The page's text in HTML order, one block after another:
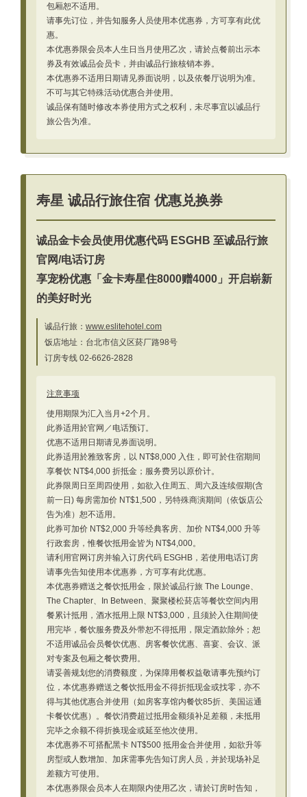
包厢恕不适用。
请事先订位，并告知服务人员使用本优惠券，方可享有此优
惠。
本优惠券限会员本人生日当月使用乙次，请於点餐前出示本
券及有效诚品会员卡，并由诚品行旅核销本券。
本优惠券不适用日期请见券面说明，以及依餐厅说明为准。
不可与其它特殊活动优惠合并使用。
诚品保有随时修改本券使用方式之权利，未尽事宜以诚品行
旅公告为准。
寿星 诚品行旅住宿 优惠兑换券
诚品金卡会员使用优惠代码 ESGHB 至诚品行旅
官网/电话订房
享宠粉优惠「金卡寿星住8000赠4000」开启崭新
的美好时光
诚品行旅： www.eslitehotel.com
饭店地址：台北市信义区菸厂路98号
订房专线 02-6626-2828
注意事项
使用期限为汇入当月+2个月。
此券适用於官网／电话预订。
优惠不适用日期请见券面说明。
此券适用於雅致客房，以 NT$8,000 入住，即可於住宿期间
享餐饮 NT$4,000 折抵金；服务费另以原价计。
此券限周日至周四使用，如欲入住周五、周六及连续假期(含
前一日) 每房需加价 NT$1,500，另特殊商演期间（依饭店公
告为准）恕不适用。
此券可加价 NT$2,000 升等经典客房、加价 NT$4,000 升等
行政套房，惟餐饮抵用金皆为 NT$4,000。
请利用官网订房并输入订房代码 ESGHB，若使用电话订房
请事先告知使用本优惠券，方可享有此优惠。
本优惠券赠送之餐饮抵用金，限於诚品行旅 The Lounge、
The Chapter、In Between、聚聚楼松菸店等餐饮空间内用
餐累计抵用，酒水抵用上限 NT$3,000，且须於入住期间使
用完毕，餐饮服务费及外带恕不得抵用，限定酒款除外；恕
不适用诚品会员餐饮优惠、房客餐饮优惠、喜宴、会议、派
对专案及包厢之餐饮费用。
请妥善规划您的消费额度，为保障用餐权益敬请事先预约订
位，本优惠券赠送之餐饮抵用金不得折抵现金或找零，亦不
得与其他优惠合并使用（如房客享馆内餐饮85折、美国运通
卡餐饮优惠）。餐饮消费超过抵用金额须补足差额，未抵用
完毕之余额不得折换现金或延至他次使用。
本优惠券不可搭配黑卡 NT$500 抵用金合并使用，如欲升等
房型或人数增加、加床需事先告知订房人员，并於现场补足
差额方可使用。
本优惠券限会员本人在期限内使用乙次，请於订房时告知，